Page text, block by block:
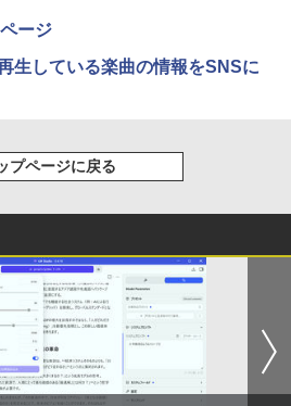
ージ
生している楽曲の情報をSNSに
プページに戻る